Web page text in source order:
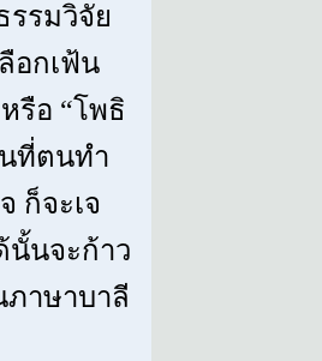
รรมวิจัย
อกเฟ้น
รือ “โพธิ
ที่ตนทำ
ก็จะเจ
นั้นจะก้าว
ภาษาบาลี